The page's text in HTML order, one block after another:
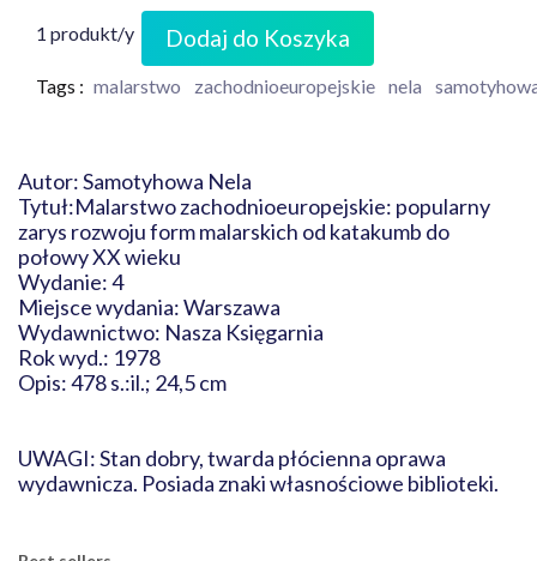
1 produkt/y Dodaj do Koszyka
Tags : malarstwo zachodnioeuropejskie nela
Autor: Samotyhowa Nela
Tytuł:Malarstwo zachodnioeuropejskie: popularny
zarys rozwoju form malarskich od katakumb do
połowy XX wieku
Wydanie: 4
Miejsce wydania: Warszawa
Wydawnictwo: Nasza Księgarnia
Rok wyd.: 1978
Opis: 478 s.:il.; 24,5 cm
UWAGI: Stan dobry, twarda płócienna oprawa
wydawnicza. Posiada znaki własnościowe biblioteki.